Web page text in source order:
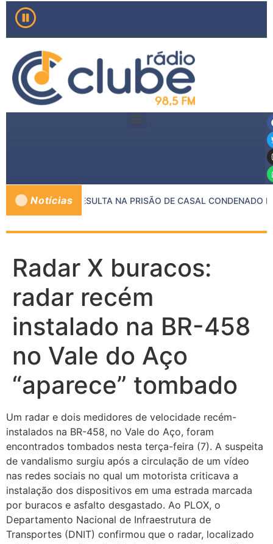
Notícias
MP E PMMG RESULTA NA PRISÃO DE CASAL CONDENADO
Radar X buracos:
radar recém
instalado na BR-458
no Vale do Aço
“aparece” tombado
Um radar e dois medidores de velocidade recém-
instalados na BR-458, no Vale do Aço, foram
encontrados tombados nesta terça-feira (7). A suspeita
de vandalismo surgiu após a circulação de um vídeo
nas redes sociais no qual um motorista criticava a
instalação dos dispositivos em uma estrada marcada
por buracos e asfalto desgastado. Ao PLOX, o
Departamento Nacional de Infraestrutura de
Transportes (DNIT) confirmou que o radar, localizado